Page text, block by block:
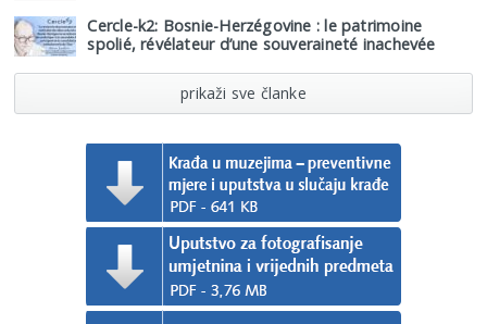
Cercle-k2: Bosnie-Herzégovine : le patrimoine
spolié, révélateur d’une souveraineté inachevée
prikaži sve članke